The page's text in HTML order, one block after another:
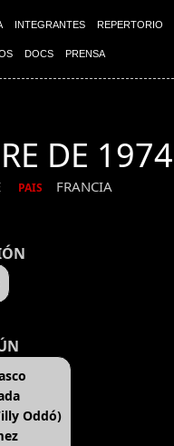
INTEGRANTES REPERTORIO
DOCS PRENSA
DE 1974
PAIS FRANCIA
Oddó)